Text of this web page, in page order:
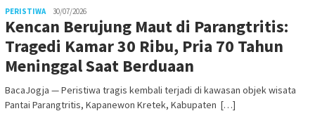
PERISTIWA 30/07/2026
Kencan Berujung Maut di Parangtritis:
Tragedi Kamar 30 Ribu, Pria 70 Tahun
Meninggal Saat Berduaan
BacaJogja — Peristiwa tragis kembali terjadi di kawasan objek wisata
Pantai Parangtritis, Kapanewon Kretek, Kabupaten […]